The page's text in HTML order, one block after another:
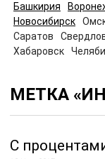
Башкирия
Новосибирск
Саратов
Хабаровск
МЕТКА
C